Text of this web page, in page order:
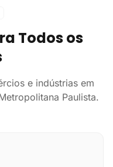
Todos os
e indústrias em
Paulista.